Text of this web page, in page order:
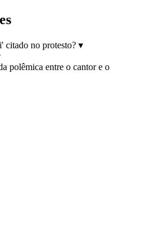
citado no protesto? ▾
polêmica entre o cantor e o